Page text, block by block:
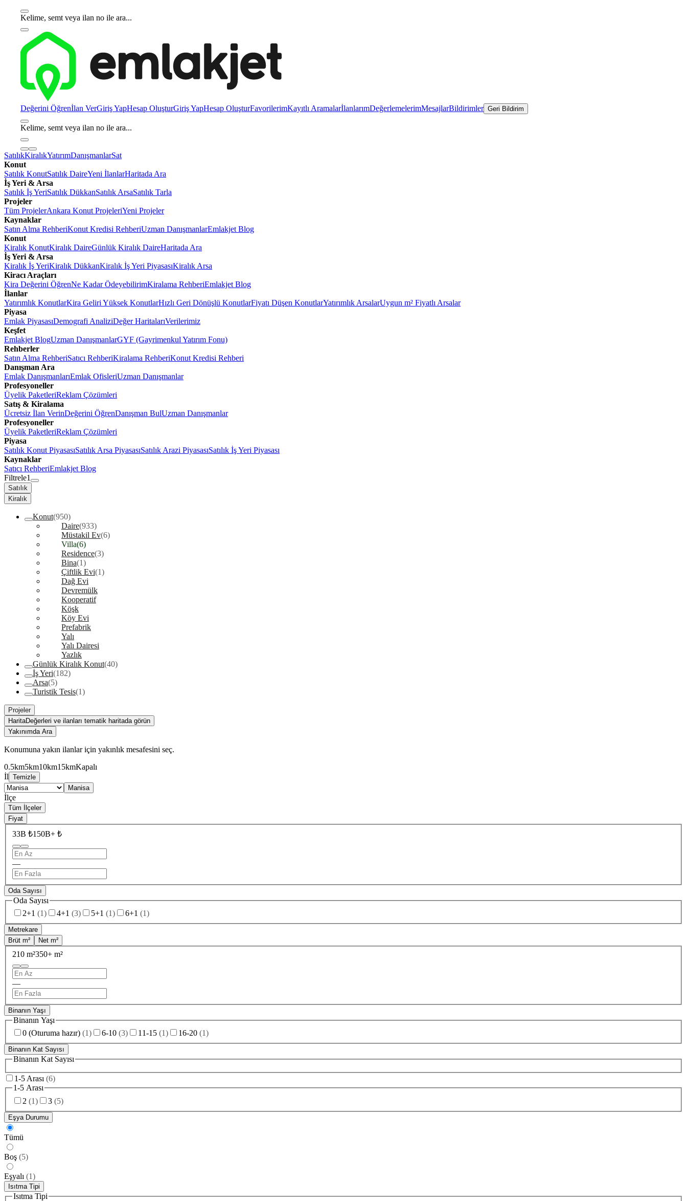
Kelime, semt veya ilan no ile ara...
Değerini Öğrenİlan VerGiriş YapHesap OluşturGiriş YapHesap OluşturFavorilerimKayıtlı AramalarİlanlarımDeğerlemelerimMesajlarBildirimler Geri Bildirim
Kelime, semt veya ilan no ile ara...
SatılıkKiralıkYatırımDanışmanlarSat
Konut
Satılık KonutSatılık DaireYeni İlanlarHaritada Ara
İş Yeri & Arsa
Satılık İş YeriSatılık DükkanSatılık ArsaSatılık Tarla
Projeler
Tüm ProjelerAnkara Konut ProjeleriYeni Projeler
Kaynaklar
Satın Alma RehberiKonut Kredisi RehberiUzman DanışmanlarEmlakjet Blog
Konut
Kiralık KonutKiralık DaireGünlük Kiralık DaireHaritada Ara
İş Yeri & Arsa
Kiralık İş YeriKiralık DükkanKiralık İş Yeri PiyasasıKiralık Arsa
Kiracı Araçları
Kira Değerini ÖğrenNe Kadar ÖdeyebilirimKiralama RehberiEmlakjet Blog
İlanlar
Yatırımlık KonutlarKira Geliri Yüksek KonutlarHızlı Geri Dönüşlü KonutlarFiyatı Düşen KonutlarYatırımlık ArsalarUygun m² Fiyatlı Arsalar
Piyasa
Emlak PiyasasıDemografi AnaliziDeğer HaritalarıVerilerimiz
Keşfet
Emlakjet BlogUzman DanışmanlarGYF (Gayrimenkul Yatırım Fonu)
Rehberler
Satın Alma RehberiSatıcı RehberiKiralama RehberiKonut Kredisi Rehberi
Danışman Ara
Emlak DanışmanlarıEmlak OfisleriUzman Danışmanlar
Profesyoneller
Üyelik PaketleriReklam Çözümleri
Satış & Kiralama
Ücretsiz İlan VerinDeğerini ÖğrenDanışman BulUzman Danışmanlar
Profesyoneller
Üyelik PaketleriReklam Çözümleri
Piyasa
Satılık Konut PiyasasıSatılık Arsa PiyasasıSatılık Arazi PiyasasıSatılık İş Yeri Piyasası
Kaynaklar
Satıcı RehberiEmlakjet Blog
Filtrele1
Satılık
Kiralık
Konut(950)
Daire(933)
Müstakil Ev(6)
Villa(6)
Residence(3)
Bina(1)
Çiftlik Evi(1)
Dağ Evi
Devremülk
Kooperatif
Köşk
Köy Evi
Prefabrik
Yalı
Yalı Dairesi
Yazlık
Günlük Kiralık Konut(40)
İş Yeri(182)
Arsa(5)
Turistik Tesis(1)
Projeler
HaritaDeğerleri ve ilanları tematik haritada görün
Yakınımda Ara
Konumuna yakın ilanlar için yakınlık mesafesini seç.
0.5km5km10km15kmKapalı
İl Temizle
Manisa
İlçe
Tüm İlçeler
Fiyat
33B ₺150B+ ₺
—
Oda Sayısı
Oda Sayısı
2+1 (1) 4+1 (3) 5+1 (1) 6+1 (1)
Metrekare
Brüt m²
Net m²
210 m²350+ m²
—
Binanın Yaşı
Binanın Yaşı
0 (Oturuma hazır) (1) 6-10 (3) 11-15 (1) 16-20 (1)
Binanın Kat Sayısı
Binanın Kat Sayısı
1-5 Arası (6)
1-5 Arası
2 (1) 3 (5)
Eşya Durumu
Tümü
Boş (5)
Eşyalı (1)
Isıtma Tipi
Isıtma Tipi